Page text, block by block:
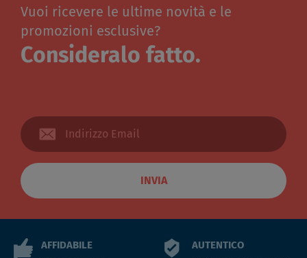
Vuoi ricevere le ultime novità e le
promozioni esclusive?
Consideralo fatto.
INVIA
AFFIDABILE AUTENTICO